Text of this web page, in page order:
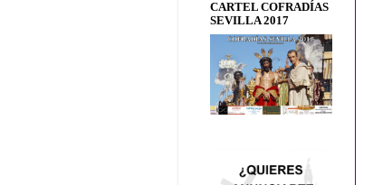
CARTEL COFRADÍAS
SEVILLA 2017